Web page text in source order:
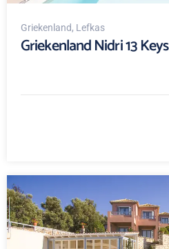
Griekenland, Lefkas
Griekenland Nidri 13